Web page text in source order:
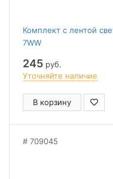
Комплект с лентой
7WW
245 руб.
Уточняйте наличие
В корзину
709045